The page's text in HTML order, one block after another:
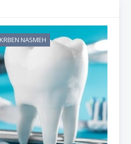
NASMEH